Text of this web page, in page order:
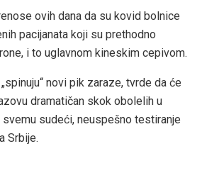
ovih dana da su kovid bolnice
pacijanata koji su prethodno
i to uglavnom kineskim cepivom.
novi pik zaraze, tvrde da će
dramatičan skok obolelih u
svemu sudeći, neuspešno testiranje
Srbije.